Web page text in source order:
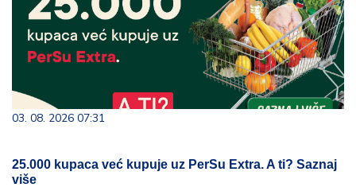
03. 08. 2026 07:31
25.000 kupaca već kupuje uz PerSu Extra. A ti? Saznaj
više